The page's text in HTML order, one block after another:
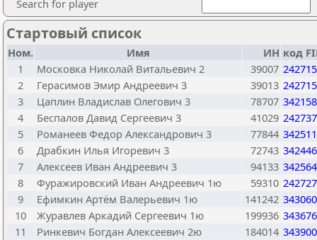
Search for player
Стартовый список
Ном. Имя ИН код
1
Московка Николай Витальевич 2 39007
2
Герасимов Эмир Андреевич 3 39013
3
Цаплин Владислав Олегович 3 78707
4
Беспалов Давид Сергеевич 3 41029
5
Романеев Федор Александрович 3 77844
6
Драбкин Илья Игоревич 3 72743
7
Алексеев Иван Андреевич 3 94133
8
Фуражировский Иван Андреевич 1ю 59310
9
Ефимкин Артём Валерьевич 1ю 141242
10
Журавлев Аркадий Сергеевич 1ю 199936
11
Ринкевич Богдан Алексеевич 2ю 184014